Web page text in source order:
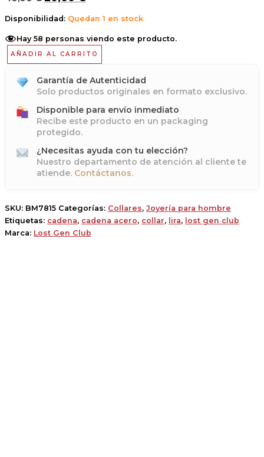
Disponibilidad: Quedan 1 en stock
Hay 58 personas viendo este producto.
AÑADIR AL CARRITO
Garantía de Autenticidad
Solo productos originales en formato exclusivo.
Disponible para envío inmediato
Recibe este producto en un packaging
protegido.
¿Necesitas ayuda con tu elección?
Nuestro departamento de atención al cliente te
atiende. Contáctanos.
SKU: BM7815 Categorías: Collares, Joyería para hombre
Etiquetas: cadena, cadena acero, collar, lira, lost gen club
Marca: Lost Gen Club